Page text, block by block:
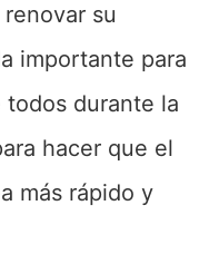
su
importante para
todos durante la
hacer que el
más rápido y